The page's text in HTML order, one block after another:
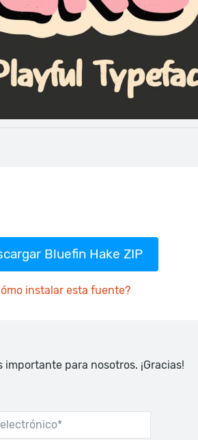
Bluefin Hake ZIP
instalar esta fuente?
para nosotros. ¡Gracias!